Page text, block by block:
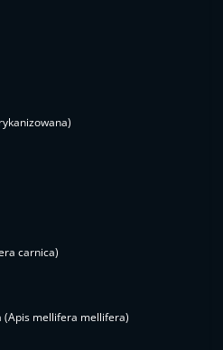
carnica)
(Apis mellifera mellifera)